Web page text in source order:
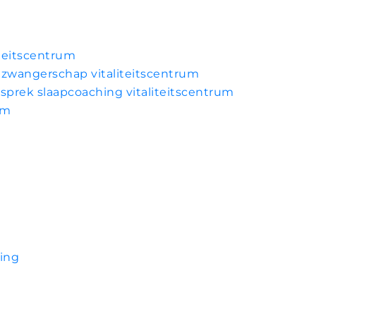
vitaliteitscentrum
slaapcoaching vitaliteitscentrum